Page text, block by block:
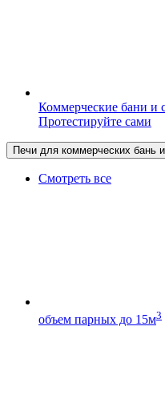
Коммерческие бани и
Протестируйте сами
Печи для коммерческих бань
Смотреть все
объем парных до 15м3